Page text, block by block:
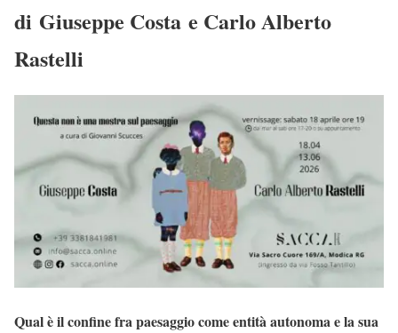
di Giuseppe Costa e Carlo Alberto
Rastelli
Qual è il confine fra paesaggio come entità autonoma e la sua